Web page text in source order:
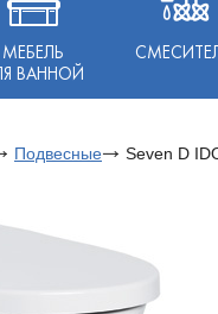
МЕБЕЛЬ
ВАННОЙ
Подвесные Seven D